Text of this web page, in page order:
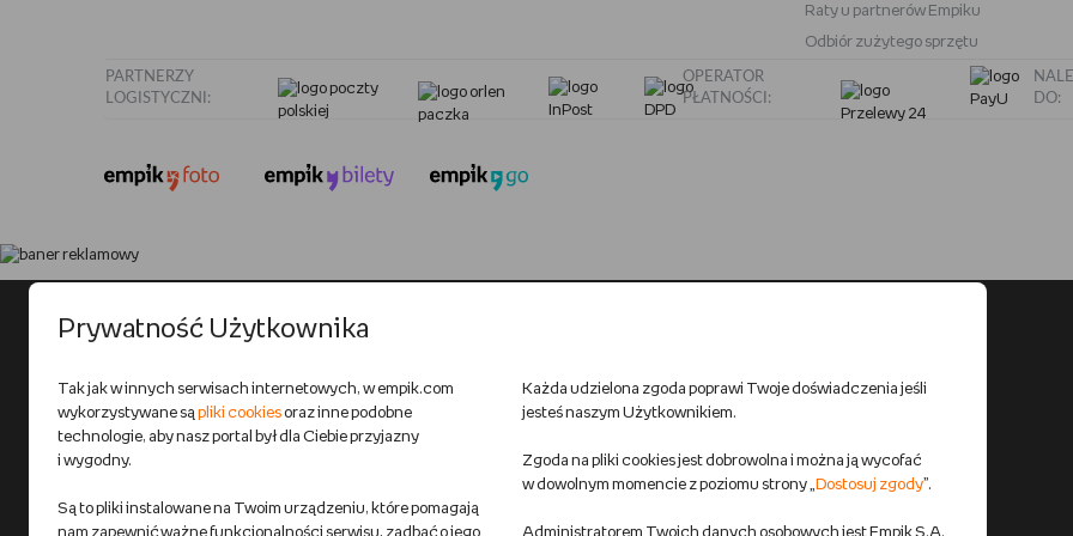
Raty u partnerów Empiku
Odbiór zużytego sprzętu
PARTNERZY
LOGISTYCZNI:
OPERATOR
PŁATNOŚCI:
DO:
Prywatność Użytkownika
Tak jak w innych serwisach internetowych, w empik.com
wykorzystywane sąpliki cookiesoraz inne podobne
technologie, aby nasz portal był dla Ciebie przyjazny
i wygodny.
Są to pliki instalowane na Twoim urządzeniu, które pomagają
Każda udzielona zgoda poprawi Twoje doświadczenia jeśli
jesteś naszym Użytkownikiem.
Zgoda na pliki cookies jest dobrowolna i można ją wycofać
w dowolnym momencie z poziomu strony „ Dostosuj zgody”.